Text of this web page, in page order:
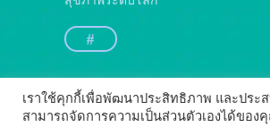
#
เราใช้คุกกี้เพื่อพัฒนาประสิทธิภาพ และปร
สามารถจัดการความเป็นส่วนตัวเองได้ของ